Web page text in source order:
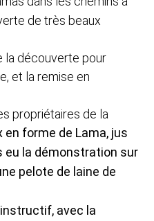
de très beaux
la découverte pour
et la remise en
propriétaires de la
en forme de Lama, jus
eu la démonstration sur
pelote de laine de
avec la